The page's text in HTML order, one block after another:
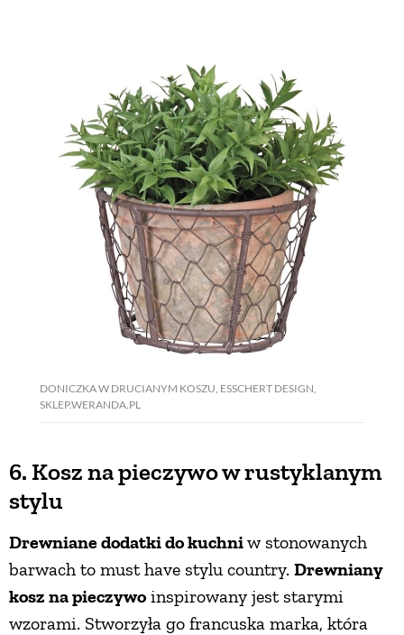
DONICZKA W DRUCIANYM KOSZU, ESSCHERT DESIGN,
SKLEP.WERANDA.PL
6. Kosz na pieczywo w rustyklanym
stylu
Drewniane dodatki do kuchniw stonowanych
barwach to must have stylu country. Drewniany
kosz na pieczywo inspirowany jest starymi
wzorami. Stworzyła go francuska marka, która